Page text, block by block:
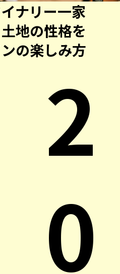
ナリー一家
地の性格を
の楽しみ方
2
0